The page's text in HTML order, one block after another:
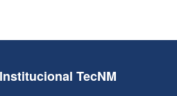
TecNM